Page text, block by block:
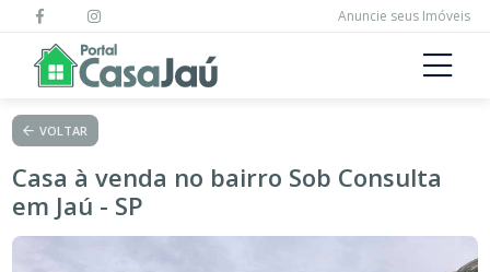
Anuncie seus Imóveis
VOLTAR
Casa à venda no bairro Sob Consulta
em Jaú - SP